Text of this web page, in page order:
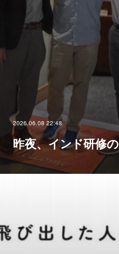
2026.06.08 22:48
昨夜、インド研修